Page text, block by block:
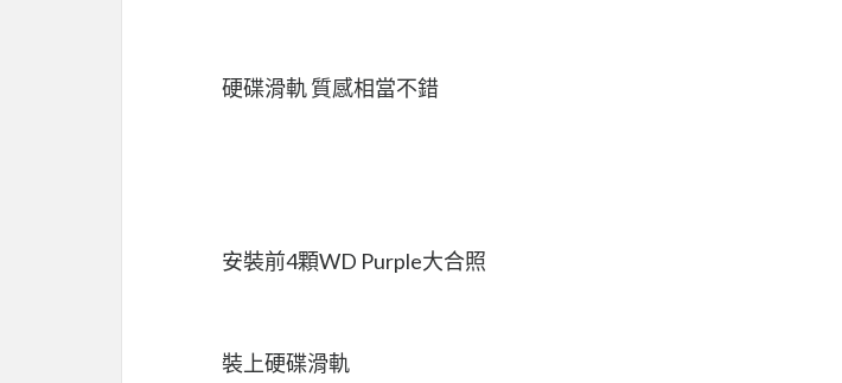
硬碟滑軌 質感相當不錯
安裝前4顆WD Purple大合照
裝上硬碟滑軌